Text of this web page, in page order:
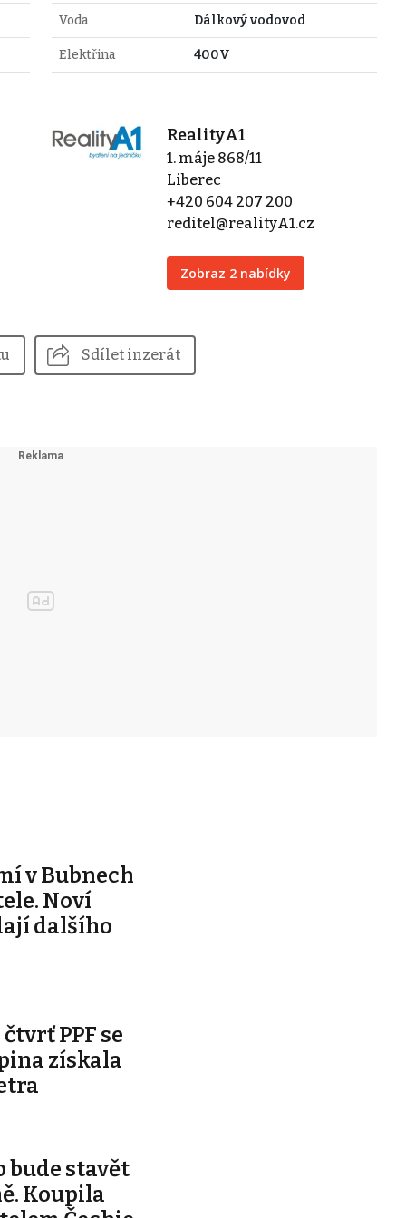
Voda Dálkový vodovod
Elektřina 400V
RealityA1
1. máje 868/11
Liberec
+420 604 207 200
reditel@realityA1.cz
Zobraz 2 nabídky
Sdílet inzerát
v Bubnech
Noví
dalšího
PPF se
získala
bude stavět
Koupila